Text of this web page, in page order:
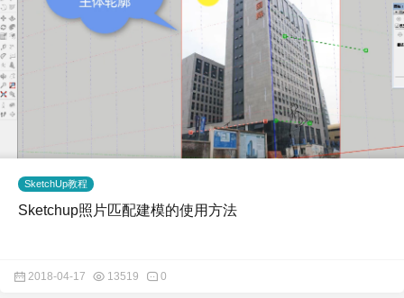
SketchUp教程
Sketchup照片匹配建模的使用方法
2018-04-17 13519 0